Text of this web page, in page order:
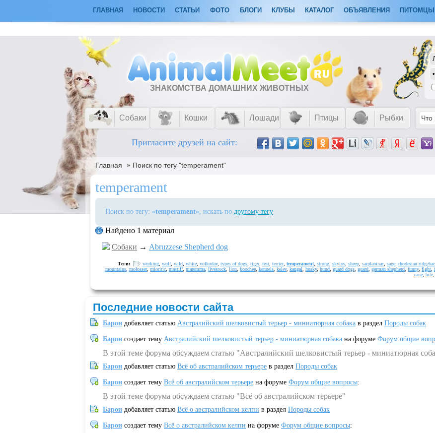
ГЛАВНАЯ НОВОСТИ СТАТЬИ ФОТО БЛОГИ КЛУБЫ КАТАЛОГ ОБЪЯВЛЕНИЯ ПИТОМЦЫ
ЗНАКОМСТВА ДОМАШНИХ ЖИВОТНЫХ
Собаки Кошки Лошади Птицы Рыбки
Пригласите друзей на сайт:
Главная » Поиск по тегу "temperament"
temperament
Поиск по тегу: «temperament», искать по другому тегу
Найдено 1 материал
Собаки → Abruzzese Shepherd dog
Теги: working wolf, wild white volkodav, types of dogs tiger, test terrier, temperament strong skylos sheep sarplaninac sage rhodesian
mountains molosser, mioritic mastiff, maremma livestock lion koochee kennels kelev, kangal husky, hund guard dogs guard german shepherd funny, fight
cane bite
Последние новости сайта
Барон добавляет статью Австралийский шелковистый терьер - миниатюрная собака в раздел Породы собак
Барон создает тему Австралийский шелковистый терьер - миниатюрная собака на форуме Форум общие
В этой теме форума обсуждаем статью "Австралийский шелковистый терьер - миниатюрная
Барон добавляет статью Всё об австралийском терьере в раздел Породы собак
Барон создает тему Всё об австралийском терьере на форуме Форум общие вопросы:
В этой теме форума обсуждаем статью "Всё об австралийском терьере"
Барон добавляет статью Всё о австралийском келпи в раздел Породы собак
Барон создает тему Всё о австралийском келпи на форуме Форум общие вопросы: